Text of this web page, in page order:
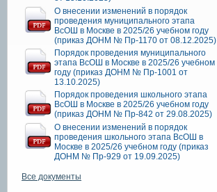
О внесении изменений в порядок
проведения муниципального этапа
ВсОШ в Москве в 2025/26 учебном году
(приказ ДОНМ № Пр-1170 от 08.12.2025)
Порядок проведения муниципального
этапа ВсОШ в Москве в 2025/26 учебном
году (приказ ДОНМ № Пр-1001 от
13.10.2025)
Порядок проведения школьного этапа
ВсОШ в Москве в 2025/26 учебном году
(приказ ДОНМ № Пр-842 от 29.08.2025)
О внесении изменений в порядок
проведения школьного этапа ВсОШ в
Москве в 2025/26 учебном году (приказ
ДОНМ № Пр-929 от 19.09.2025)
Все документы